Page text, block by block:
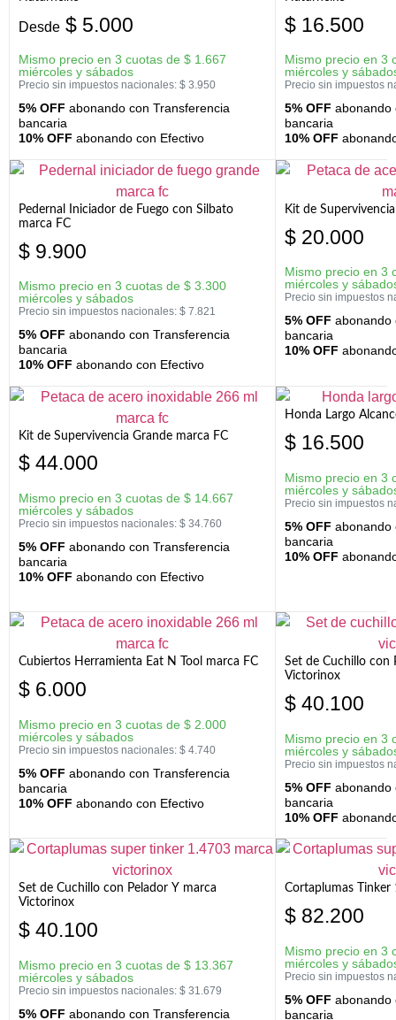
Desde $ 5.000
Mismo precio en 3 cuotas de $ 1.667
miércoles y sábados
Precio sin impuestos nacionales: $ 3.950
5% OFF abonando con Transferencia
bancaria
10% OFF abonando con Efectivo
$ 16.500
Mismo precio en 3
miércoles y
Precio sin impuestos
5% OFF abonando
bancaria
10% OFF
Pedernal Iniciador de Fuego con Silbato
marca FC
$ 9.900
Mismo precio en 3 cuotas de $ 3.300
miércoles y sábados
Precio sin impuestos nacionales: $ 7.821
5% OFF abonando con Transferencia
bancaria
10% OFF abonando con Efectivo
Kit de
$ 20.000
Mismo precio en 3
miércoles y
Precio sin impuestos
5% OFF abonando
bancaria
10% OFF
Kit de Supervivencia Grande marca FC
$ 44.000
Mismo precio en 3 cuotas de $ 14.667
miércoles y sábados
Precio sin impuestos nacionales: $ 34.760
5% OFF abonando con Transferencia
bancaria
10% OFF abonando con Efectivo
Honda Largo
$ 16.500
Mismo precio en 3
miércoles y
Precio sin impuestos
5% OFF abonando
bancaria
10% OFF
Cubiertos Herramienta Eat N Tool marca FC
$ 6.000
Mismo precio en 3 cuotas de $ 2.000
miércoles y sábados
Precio sin impuestos nacionales: $ 4.740
5% OFF abonando con Transferencia
bancaria
10% OFF abonando con Efectivo
Set de Cuchillo con
Victorinox
$ 40.100
Mismo precio en 3
miércoles y
Precio sin impuestos
5% OFF abonando
bancaria
10% OFF
Set de Cuchillo con Pelador Y marca
Victorinox
$ 40.100
Mismo precio en 3 cuotas de $ 13.367
miércoles y sábados
Precio sin impuestos nacionales: $ 31.679
5% OFF abonando con Transferencia
Cortaplumas
$ 82.200
Mismo precio en 3
miércoles y
Precio sin impuestos
5% OFF abonando
bancaria